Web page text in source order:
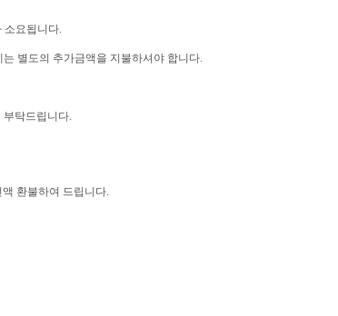
소요됩니다.
별도의 추가금액을 지불하셔야 합니다.
부탁드립니다.
환불하여 드립니다.